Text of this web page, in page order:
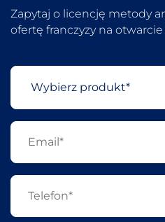
Zapytaj o licencję metody
ofertę franczyzy na otwarcie